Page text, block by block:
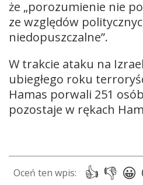
że „porozumienie nie
ze względów
niedopuszczalne”.
W trakcie ataku na
ubiegłego roku
Hamas porwali 251
pozostaje w rękach